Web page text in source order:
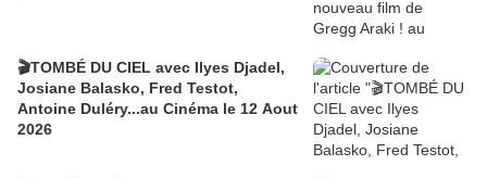
🎬TOMBÉ DU CIEL avec Ilyes Djadel,
Josiane Balasko, Fred Testot,
Antoine Duléry...au Cinéma le 12 Aout
2026